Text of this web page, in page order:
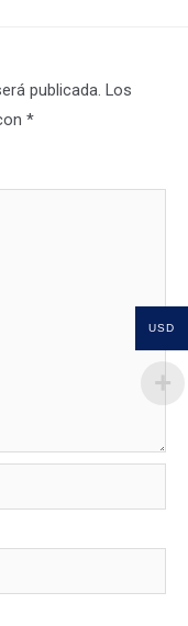
publicada. Los
*
USD